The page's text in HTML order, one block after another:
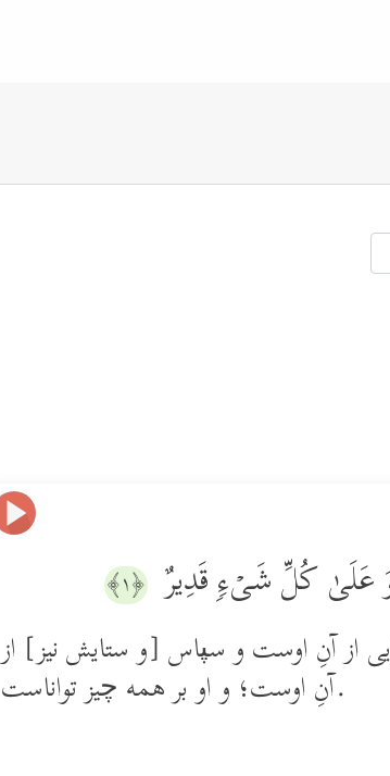
عَلَىٰ كُلِّ شَیۡءࣲ قَدِیرٌ ﴿١﴾
از آنِ اوست و سپاس [و ستایش نیز] از
آنِ اوست؛ و او بر همه چیز تواناست.